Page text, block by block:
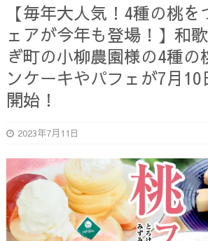
【毎年大人気！4種の桃
ェアが今年も登場！】和
ぎ町の小柳農園様の4種の
ンケーキやパフェが7月
開始！
2023年7月11日